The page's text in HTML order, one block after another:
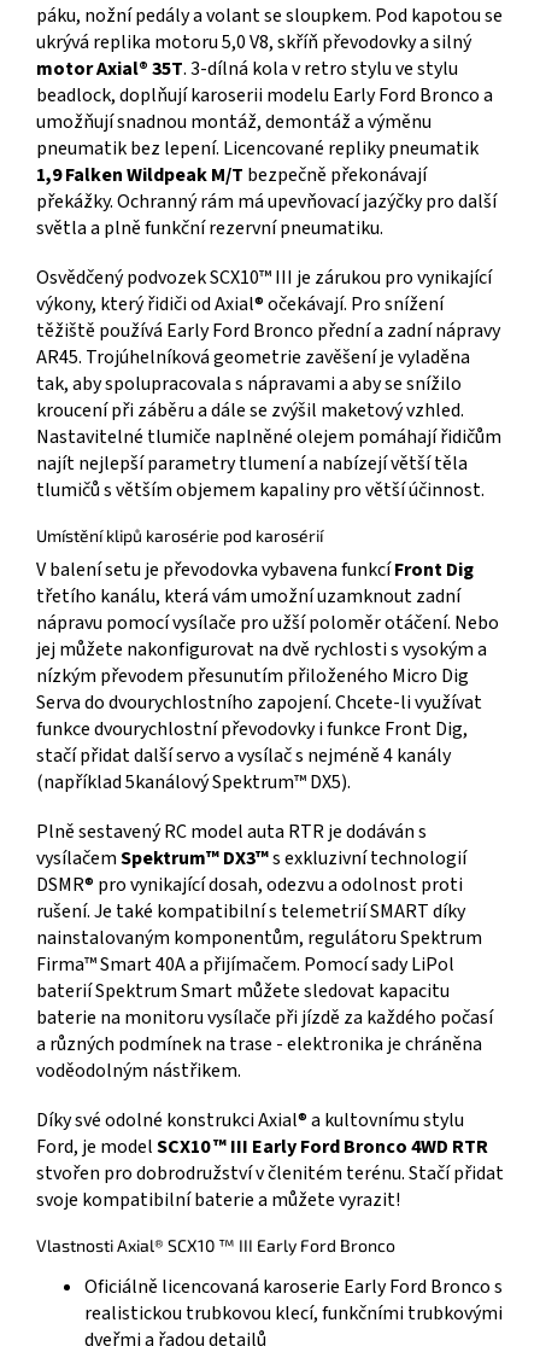
páku, nožní pedály a volant se sloupkem. Pod kapotou se
ukrývá replika motoru 5,0 V8, skříň převodovky a silný
motor Axial® 35T. 3-dílná kola v retro stylu ve stylu
beadlock, doplňují karoserii modelu Early Ford Bronco a
umožňují snadnou montáž, demontáž a výměnu
pneumatik bez lepení. Licencované repliky pneumatik
1,9 Falken Wildpeak M/T bezpečně překonávají
překážky. Ochranný rám má upevňovací jazýčky pro další
světla a plně funkční rezervní pneumatiku.
Osvědčený podvozek SCX10™ III je zárukou pro vynikající
výkony, který řidiči od Axial® očekávají. Pro snížení
těžiště používá Early Ford Bronco přední a zadní nápravy
AR45. Trojúhelníková geometrie zavěšení je vyladěna
tak, aby spolupracovala s nápravami a aby se snížilo
kroucení při záběru a dále se zvýšil maketový vzhled.
Nastavitelné tlumiče naplněné olejem pomáhají řidičům
najít nejlepší parametry tlumení a nabízejí větší těla
tlumičů s větším objemem kapaliny pro větší účinnost.
Umístění klipů karosérie pod karosérií
V balení setu je převodovka vybavena funkcíFront Dig
třetího kanálu, která vám umožní uzamknout zadní
nápravu pomocí vysílače pro užší poloměr otáčení. Nebo
jej můžete nakonfigurovat na dvě rychlosti s vysokým a
nízkým převodem přesunutím přiloženého Micro Dig
Serva do dvourychlostního zapojení. Chcete-li využívat
funkce dvourychlostní převodovky i funkce Front Dig,
stačí přidat další servo a vysílač s nejméně 4 kanály
(například 5kanálový Spektrum™ DX5).
Plně sestavený RC model auta RTR je dodáván s
vysílačemSpektrum™ DX3™s exkluzivní technologií
DSMR® pro vynikající dosah, odezvu a odolnost proti
rušení. Je také kompatibilní s telemetrií SMART díky
nainstalovaným komponentům, regulátoru Spektrum
Firma™ Smart 40A a přijímačem. Pomocí sady LiPol
baterií Spektrum Smart můžete sledovat kapacitu
baterie na monitoru vysílače při jízdě za každého počasí
a různých podmínek na trase - elektronika je chráněna
voděodolným nástřikem.
Díky své odolné konstrukci Axial® a kultovnímu stylu
Ford, je modelSCX10 ™ III Early Ford Bronco 4WD RTR
stvořen pro dobrodružství v členitém terénu. Stačí přidat
svoje kompatibilní baterie a můžete vyrazit!
Vlastnosti Axial® SCX10 ™ III Early Ford Bronco
Oficiálně licencovaná karoserie Early Ford Bronco s
realistickou trubkovou klecí, funkčními trubkovými
dveřmi a řadou detailů